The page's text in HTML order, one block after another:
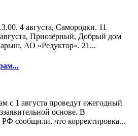
4 августа, Самородки. 11
Приозёрный, Добрый дом
АО «Редуктор». 21...
с 1 августа проведут ежегодный
основе. В
сообщили, что корректировка...